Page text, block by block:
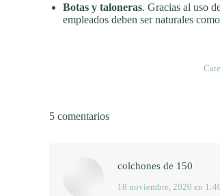
Botas y taloneras. Gracias al uso
empleados deben ser naturales
5 comentarios
colchones de 150
dice:
18 noviembre, 2020 en